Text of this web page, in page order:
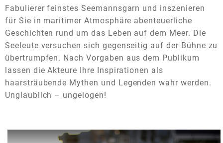
Fabulierer feinstes Seemannsgarn und inszenieren
für Sie in maritimer Atmosphäre abenteuerliche
Geschichten rund um das Leben auf dem Meer. Die
Seeleute versuchen sich gegenseitig auf der Bühne zu
übertrumpfen. Nach Vorgaben aus dem Publikum
lassen die Akteure Ihre Inspirationen als
haarsträubende Mythen und Legenden wahr werden.
Unglaublich – ungelogen!